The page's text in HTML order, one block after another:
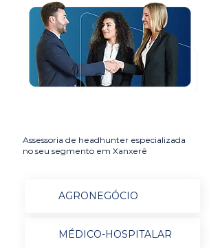
Assessoria de headhunter especializada
no seu segmento em Xanxerê
AGRONEGÓCIO
MÉDICO-HOSPITALAR